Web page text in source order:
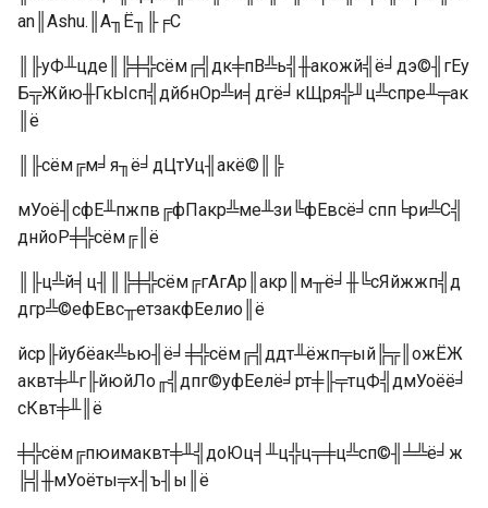
an║Аshu.║А╖Ё╖╟╒С
║╟уФ╨цде║╠╪╬сём╔╣дк╪пВ╩ь╣╫акожй╣ё╛дэ©╢гЕу
Б╦Жйю╫ГкЫсп╣дйбнОр╩и╡дгё╛кЩря╬╜ц╩спре╨╤ак
║ё
║╟сём╔м╛я╖ё╛дЦтУц╢акё©║╠
мУоё╢сфЕ╨пжпв╔фПакр╩ме╨зи╚фЕвсё╛спп╘ри╩С╣
днйоР╪╬сём╔║ё
║╟ц╩й╡ц╢║╠╪╬сём╔гАгАр║акр║м╥ё╛╫╚сЯйжжп╣д
дгр╩©ефЕвс╥етзакфЕелио║ё
йср╟йубёак╩ью╢ё╛╪╬сём╔╣ддт╨ёжп╤ый╠╦║ожЁЖ
аквт╪╨г╟йюйЛо╓╣дпг©уфЕелё╛рт╪╟╤тцФ╣дмУоёё╛
сКвт╪╨║ё
╪╬сём╔пюимаквт╪╨╣доЮц╡╨ц╬ц╤╪ц╩сп©╢╧╩ё╛ж
╠╣╫мУоёты╤х╢ъ╢ы║ё